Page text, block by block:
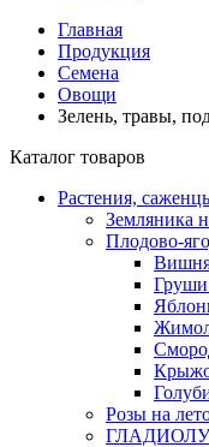
Главная
Продукция
Семена
Овощи
Зелень, травы,
Каталог товаров
Растения,
Земляника
Плодово-
Груши
Розы на